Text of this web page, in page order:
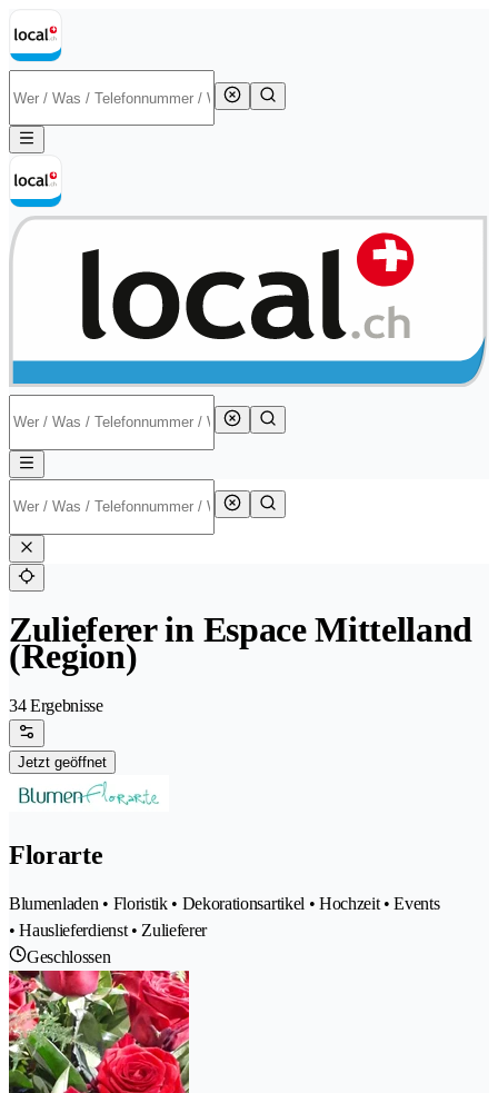
Zulieferer in Espace Mittelland
(Region)
34 Ergebnisse
Jetzt geöffnet
Florarte
Blumenladen • Floristik • Dekorationsartikel • Hochzeit • Events
• Hauslieferdienst • Zulieferer
Geschlossen